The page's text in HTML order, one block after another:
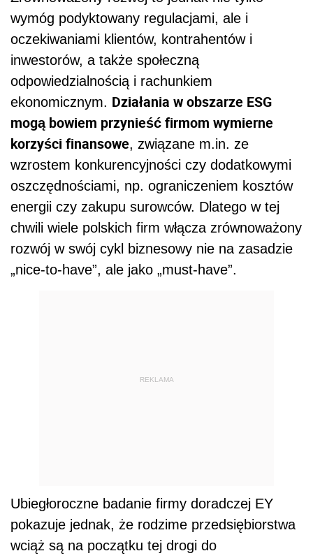
wymóg podyktowany regulacjami, ale i
oczekiwaniami klientów, kontrahentów i
inwestorów, a także społeczną
odpowiedzialnością i rachunkiem
ekonomicznym. Działania w obszarze ESG
mogą bowiem przynieść firmom wymierne
korzyści finansowe, związane m.in. ze
wzrostem konkurencyjności czy dodatkowymi
oszczędnościami, np. ograniczeniem kosztów
energii czy zakupu surowców. Dlatego w tej
chwili wiele polskich firm włącza zrównoważony
rozwój w swój cykl biznesowy nie na zasadzie
„nice-to-have”, ale jako „must-have”.
REKLAMA
Ubiegłoroczne badanie firmy doradczej EY
pokazuje jednak, że rodzime przedsiębiorstwa
wciąż są na początku tej drogi do